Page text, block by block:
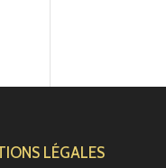
LÉGALES